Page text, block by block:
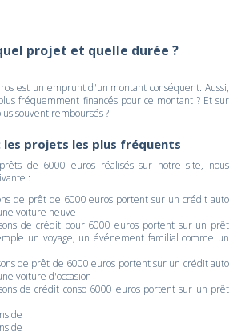
projet et quelle durée ?
est un emprunt d'un montant conséquent. Aussi,
fréquemment financés pour ce montant ? Et sur
souvent remboursés ?
les projets les plus fréquents
de 6000 euros réalisés sur notre site, nous
:
de prêt de 6000 euros portent sur un crédit auto
voiture neuve
de crédit pour 6000 euros portent sur un prêt
un voyage, un événement familial comme un
de prêt de 6000 euros portent sur un crédit auto
voiture d'occasion
de crédit conso 6000 euros portent sur un prêt
de
de